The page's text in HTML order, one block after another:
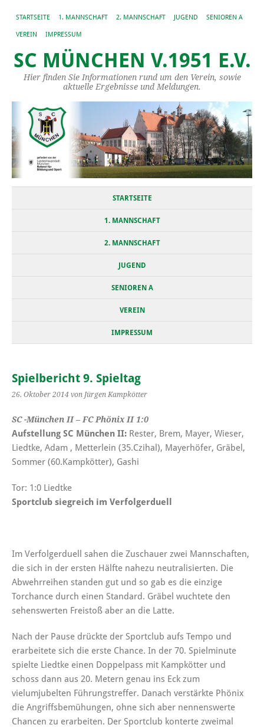
STARTSEITE 1. MANNSCHAFT 2. MANNSCHAFT JUGEND SENIOREN A
VEREIN IMPRESSUM
SC MÜNCHEN V.1951 E.V.
Hier finden Sie Informationen rund um den Verein, sowie
aktuelle Ergebnisse und Meldungen.
STARTSEITE
1. MANNSCHAFT
2. MANNSCHAFT
JUGEND
SENIOREN A
VEREIN
IMPRESSUM
Spielbericht 9. Spieltag
26. Oktober 2014 von Jürgen Kampkötter
SC -München II – FC Phönix II 1:0
Aufstellung SC München II: Rester, Brem, Mayer, Wieser,
Liedtke, Adam , Metterlein (35.Czihal), Mayerhöfer, Gräbel,
Sommer (60.Kampkötter), Gashi
Tor: 1:0 Liedtke
Sportclub siegreich im Verfolgerduell
Im Verfolgerduell sahen die Zuschauer zwei Mannschaften,
die sich in der ersten Hälfte nahezu neutralisierten. Die
Abwehrreihen standen gut und so gab es die einzige
Torchance durch einen Standard. Gräbel wuchtete den
sehenswerten Freistoß aber an die Latte.
Nach der Pause drückte der Sportclub aufs Tempo und
erarbeitete sich die erste Chance. In der 70. Spielminute
spielte Liedtke einen Doppelpass mit Kampkötter und
schoss dann aus 20. Metern genau ins Eck zum
vielumjubelten Führungstreffer. Danach verstärkte Phönix
die Angriffsbemühungen, ohne sich aber nennenswerte
Chancen zu erarbeiten. Der Sportclub konterte zweimal